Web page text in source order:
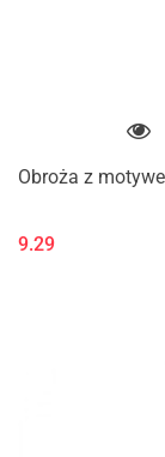
Obroża z
9.29